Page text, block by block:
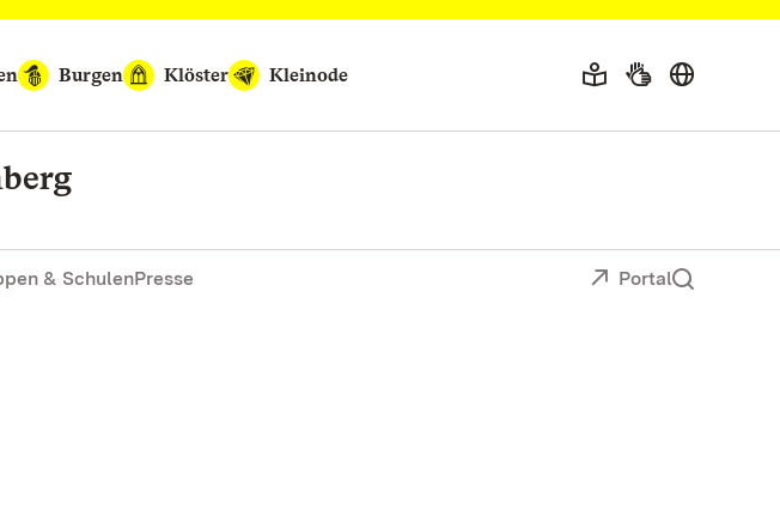
Burgen Klöster Kleinode
& SchulenPresse Portal